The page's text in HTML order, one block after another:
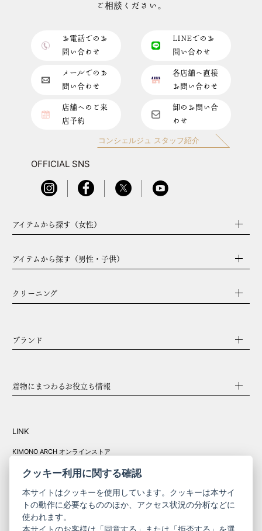
ご相談ください。
お電話でのお
問い合わせ
LINEでのお
問い合わせ
メールでのお
問い合わせ
各店舗へ直接
お問い合わせ
店舗へのご来
店予約
卸のお問い合
わせ
コンシェルジュ スタッフ紹介
OFFICIAL SNS
アイテムから探す（女性）
アイテムから探す（男性・子供）
クリーニング
ブランド
着物にまつわるお役立ち情報
LINK
KIMONO ARCH オンラインストア
きものやまと振
クッキー利用に関する確認
本サイトはクッキーを使用しています。クッキーは本サイ
トの動作に必要なもののほか、アクセス状況の分析などに
使われます。
本サイトのお客様は「同意する」または「拒否する」を選